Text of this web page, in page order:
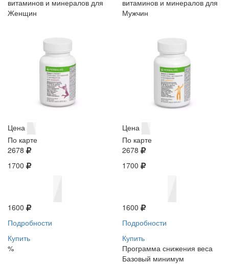
витаминов и минералов для
Женщин
Цена
По карте
2678
1700
1600
Подробности
Купить
%
витаминов и минералов для
Мужчин
Цена
По карте
2678
1700
1600
Подробности
Купить
Программа снижения веса
Базовый минимум